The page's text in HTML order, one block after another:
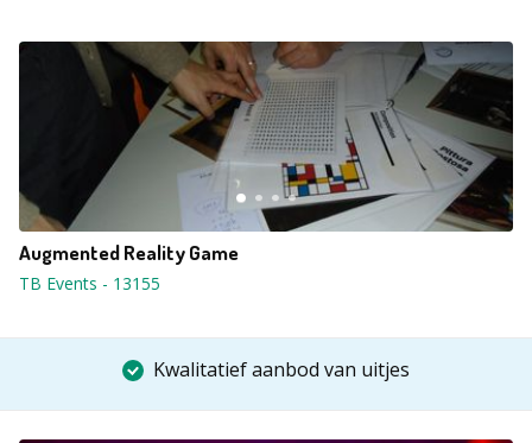
Augmented Reality Game
TB Events - 13155
Kwalitatief aanbod van uitjes